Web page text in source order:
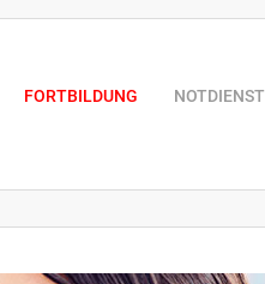
FORTBILDUNG NOTDIENST